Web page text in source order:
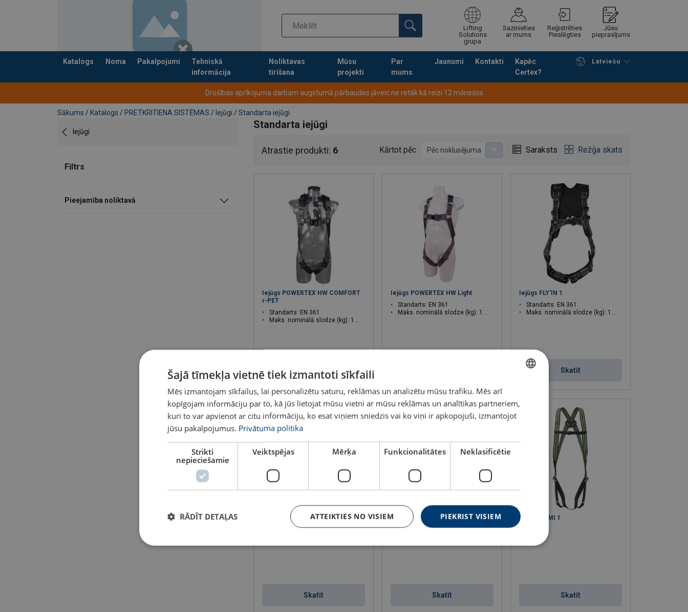
Lifting
Solutions
grupa
Sazinieties
ar mums
Reģistrēties
Pieslēgties
Jūsu
pieprasījums
Katalogs Noma Pakalpojumi
Tehniskā
informācija
Noliktavas
tīrīšana
Mūsu
projekti
Par
mums
Jaunumi Kontakti
Kapēc
Certex?
Latviešu
Pievienots jūsu pasūtījumam Turpināt meklēt preces Noformēt piedāvājuma pieprasījumu
Drošības aprīkojuma darbam augstumā pārbaudes jāveic ne retāk kā reizi 12 mēnešos
Sākums / Katalogs / PRETKRITIENA SISTĒMAS / Iejūgi / Standarta iejūgi
Iejūgi
Filtrs
Pieejamība noliktavā
Standarta iejūgi
Atrastie produkti: 6 Kārtot pēc Pēc noklusējuma Saraksts Režģa skats
Iejūgs POWERTEX HW COMFORT
r-PET
Standarts: EN 361
Maks. nominālā slodze (kg): 140
Skatīt
Iejūgs POWERTEX HW Light
Standarts: EN 361
Maks. nominālā slodze (kg): 140
Iejūgs FLY'IN 1
Standarts: EN 361
Maks. nominālā slodze (kg): 140
Skatīt
Iejūgs KAMI 2
Skatīt
Iejūgs MUNE 3
Skatīt
Iejūgs KAMI 1
Skatīt
LATVIAN
ENGLISH TRANSLATION
Šajā tīmekļa vietnē tiek izmantoti sīkfaili
Mēs izmantojam sīkfailus, lai personalizētu saturu, reklāmas un analizētu mūsu trafiku. Mēs arī
kopīgojam informāciju par to, kā jūs lietojat mūsu vietni ar mūsu reklāmas un analītikas partneriem,
kuri to var apvienot ar citu informāciju, ko esat viņiem sniedzis vai ko viņi ir apkopojuši, izmantojot
jūsu pakalpojumus. Privātuma politika
Strikti
nepieciešamie
Veiktspējas Mērķa Funkcionalitātes Neklasificētie
PIEKRIST VISIEM
ATTEIKTIES NO VISIEM
RĀDĪT DETAĻAS